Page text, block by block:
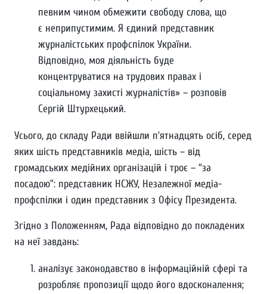
певним чином обмежити свободу слова, що
є неприпустимим. Я єдиний представник
журналістських профспілок України.
Відповідно, моя діяльність буде
концентруватися на трудових правах і
соціальному захисті журналістів» – розповів
Сергій Штурхецький.
Усього, до складу Ради ввійшли п’ятнадцять осіб, серед
яких шість представників медіа, шість – від
громадських медійних організацій і троє – “за
посадою”: представник НСЖУ, Незалежної медіа-
профспілки і один представник з Офісу Президента.
Згідно з Положенням, Рада відповідно до покладених
на неї завдань:
аналізує законодавство в інформаційній сфері та
розробляє пропозиції щодо його вдосконалення;